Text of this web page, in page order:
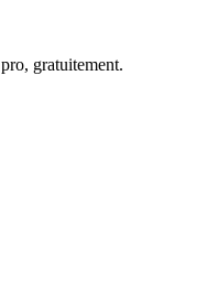
gratuitement.